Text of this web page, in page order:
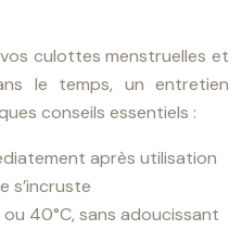
culottes menstruelles et
le temps, un entretien
conseils essentiels :
après utilisation
s’incruste
40°C, sans adoucissant